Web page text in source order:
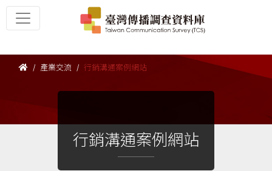
產業交流 行銷溝通案例網站
行銷溝通案例網站